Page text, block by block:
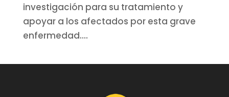
investigación para su tratamiento y
apoyar a los afectados por esta grave
enfermedad....